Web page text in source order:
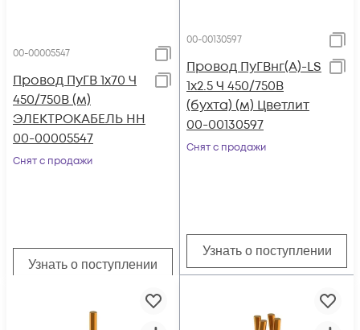
00-00005547
Провод ПуГВ 1х70 Ч
450/750В (м)
ЭЛЕКТРОКАБЕЛЬ НН
00-00005547
Снят с продажи
Узнать о поступлении
00-00130597
Провод ПуГВнг(А)-LS
1х2.5 Ч 450/750В
(бухта) (м) Цветлит
00-00130597
Снят с продажи
Узнать о поступлении